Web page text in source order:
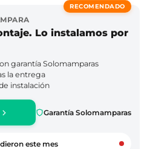
RECOMENDADO
Lo instalamos por
garantía Solomamparas
la entrega
instalación
Garantía Solomamparas
este mes